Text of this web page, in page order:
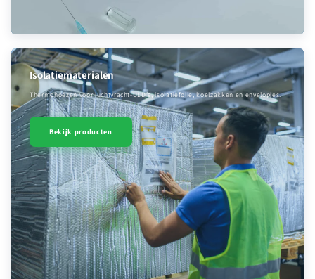
Isolatiematerialen
Thermohoezen voor luchtvracht-ULD’s, isolatiefolie, koelzakken en envelopjes.
Bekijk producten